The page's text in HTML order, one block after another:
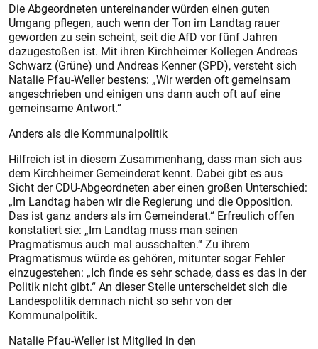
Die Abgeordneten untereinander würden einen guten
Umgang pflegen, auch wenn der Ton im Landtag rauer
geworden zu sein scheint, seit die AfD vor fünf Jahren
dazugestoßen ist. Mit ihren Kirchheimer Kollegen Andreas
Schwarz (Grüne) und Andreas Kenner (SPD), versteht sich
Natalie Pfau-Weller bestens: „Wir werden oft gemeinsam
angeschrieben und einigen uns dann auch oft auf eine
gemeinsame Antwort.“
Anders als die Kommunalpolitik
Hilfreich ist in diesem Zusammenhang, dass man sich aus
dem Kirchheimer Gemeinderat kennt. Dabei gibt es aus
Sicht der CDU-Abgeordneten aber einen gro­ßen Unterschied:
„Im Landtag haben wir die Regierung und die Opposition.
Das ist ganz anders als im Gemeinderat.“ Erfreulich offen
konstatiert sie: „Im Landtag muss man seinen
Pragmatismus auch mal ausschalten.“ Zu ihrem
Pragmatismus würde es gehören, mitunter sogar Fehler
einzugestehen: „Ich finde es sehr schade, dass es das in der
Politik nicht gibt.“ An dieser Stelle unterscheidet sich die
Landespolitik demnach nicht so sehr von der
Kommunalpolitik.
Natalie Pfau-Weller ist Mitglied in den